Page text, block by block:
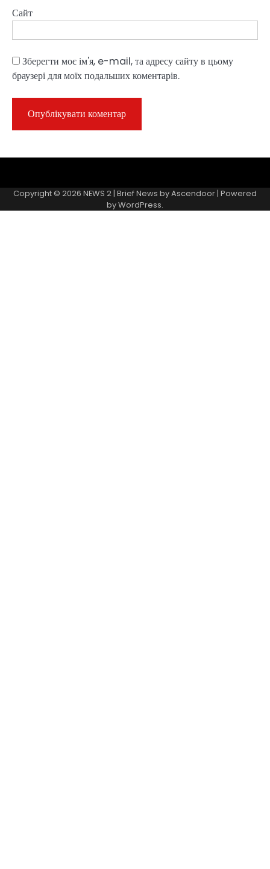
Сайт
Зберегти моє ім'я, e-mail, та адресу сайту в цьому
браузері для моїх подальших коментарів.
Page
Copyright © 2026 NEWS 2| Brief News byAscendoor| Powered
byWordPress.